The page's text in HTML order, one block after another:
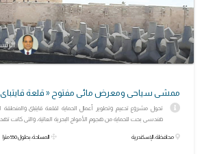
ممشى سياحى ومعرض مائى مفتوح « قلعة
تحول مشروع تدعيم وتطوير أعمال الحماية لقلعة قايتباى
هندسى بحت للحماية من هجوم الأمواج البحرية العاتية، والتى كانت
محافظة: الإسكندرية المساحة: بطول 550 مترا